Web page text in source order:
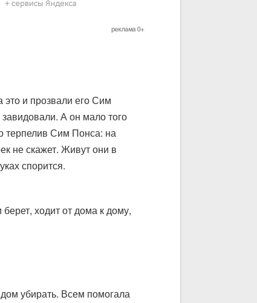
и прозвали его Сим
А он мало того
терпелив Сим Понса: на
не скажет. Живут они в
спорится.
ходит от дома к дому,
убирать. Всем помогала